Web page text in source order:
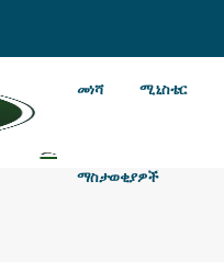
መነሻ ሚኒስቴር
ማስታወቂያዎች